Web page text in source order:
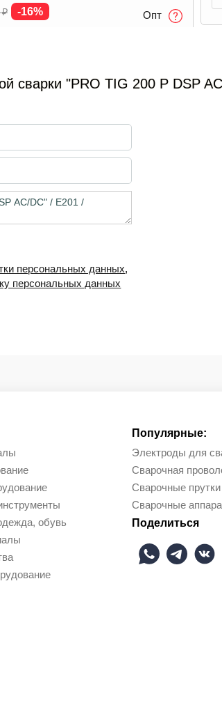
₽ -16%
Опт
сварки "PRO TIG 200 P DSP
персональных данных,
персональных данных
обувь
Популярные:
Электроды для
Сварочная
Сварочные прутки
Сварочные
Поделиться